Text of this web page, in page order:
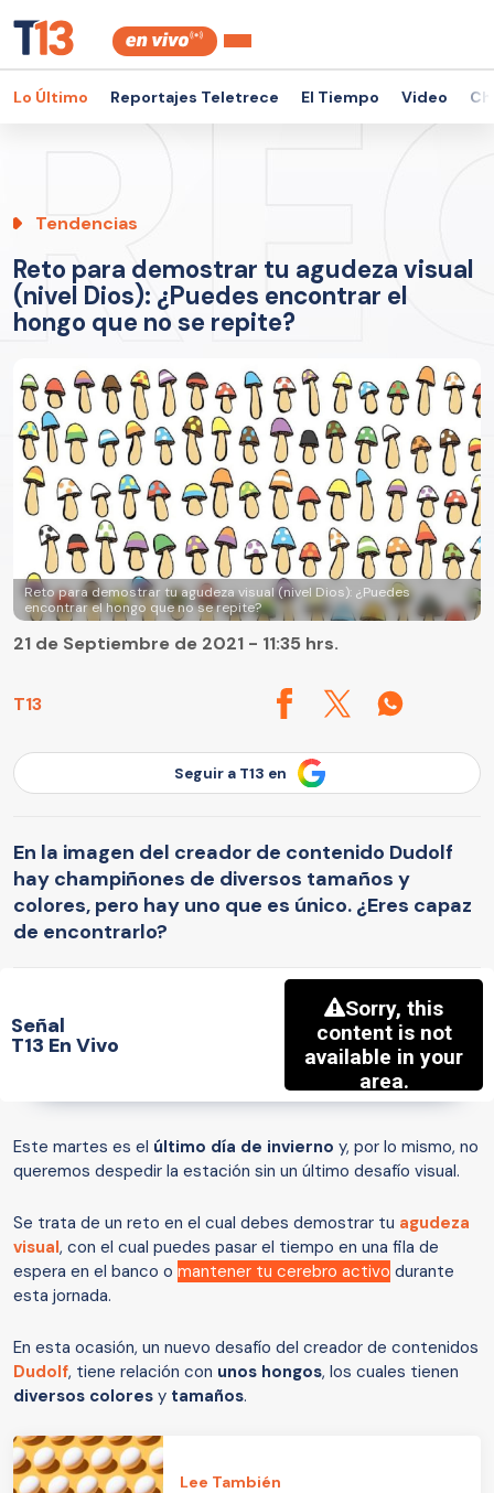
Lo Último Reportajes Teletrece El Tiempo Video
Tendencias
Reto para demostrar tu agudeza visual
(nivel Dios): ¿Puedes encontrar el
hongo que no se repite?
Reto para demostrar tu agudeza visual (nivel Dios): ¿Puedes
encontrar el hongo que no se repite?
T13
21 de Septiembre de 2021 - 11:35 hrs.
Seguir a T13 en
En la imagen del creador de contenido Dudolf
hay champiñones de diversos tamaños y
colores, pero hay uno que es único. ¿Eres capaz
de encontrarlo?
Señal
T13 En Vivo
Este martes es el último día de invierno y, por lo mismo, no
queremos despedir la estación sin un último desafío visual.
Se trata de un reto en el cual debes demostrar tu agudeza
visual, con el cual puedes pasar el tiempo en una fila de
espera en el banco o mantener tu cerebro activo durante
esta jornada.
En esta ocasión, un nuevo desafío del creador de contenidos
Dudolf, tiene relación con unos hongos, los cuales tienen
diversos colores y tamaños.
Lee También